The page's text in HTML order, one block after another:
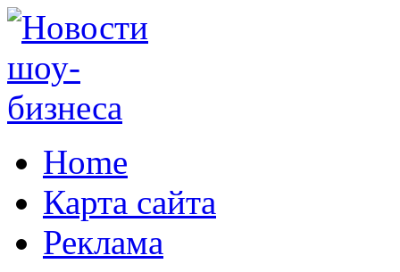
Home
Карта сайта
Реклама